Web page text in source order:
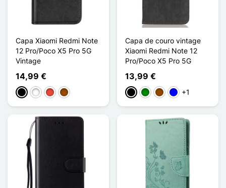
Capa Xiaomi Redmi Note
12 Pro/Poco X5 Pro 5G
Vintage
14,99 €
PretoBrancoVermelhoCastanho
Capa de couro vintage
Xiaomi Redmi Note 12
Pro/Poco X5 Pro 5G
13,99 €
PretoVerdeCastanho
Azul+1